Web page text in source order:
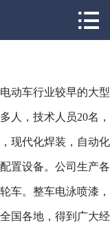
蚂蚁S
门） 星河（4门）
玲珑
凌智
星辉plus

动车行业较早的大型
人，技术人员20名，
现代化焊装，自动化
置设备。公司生产各
车。整车电泳喷漆，
国各地，得到广大经